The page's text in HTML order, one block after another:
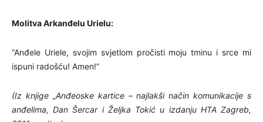
Molitva Arkanđelu Urielu:
“Anđele Uriele, svojim svjetlom pročisti moju tminu i srce mi
ispuni radošću! Amen!”
(Iz knjige „Anđeoske kartice – najlakši način komunikacije s
anđelima, Dan Šercar i Željka Tokić u izdanju HTA Zagreb,